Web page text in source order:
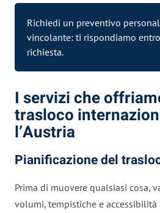
Richiedi un preventivo
vincolante: ti rispondiamo
richiesta.
I servizi che
trasloco
l’Austria
Pianificazione del
Prima di muovere qualsiasi cosa,
volumi, tempistiche e accessibilità